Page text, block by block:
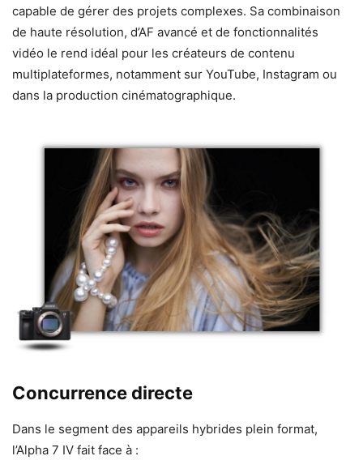
capable de gérer des projets complexes. Sa combinaison
de haute résolution, d’AF avancé et de fonctionnalités
vidéo le rend idéal pour les créateurs de contenu
multiplateformes, notamment sur YouTube, Instagram ou
dans la production cinématographique.
Concurrence directe
Dans le segment des appareils hybrides plein format,
l’Alpha 7 IV fait face à :